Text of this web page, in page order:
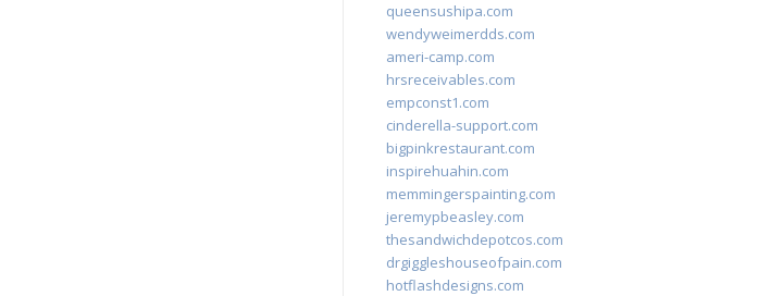
queensushipa.com
wendyweimerdds.com
ameri-camp.com
hrsreceivables.com
empconst1.com
cinderella-support.com
bigpinkrestaurant.com
inspirehuahin.com
memmingerspainting.com
jeremypbeasley.com
thesandwichdepotcos.com
drgiggleshouseofpain.com
hotflashdesigns.com